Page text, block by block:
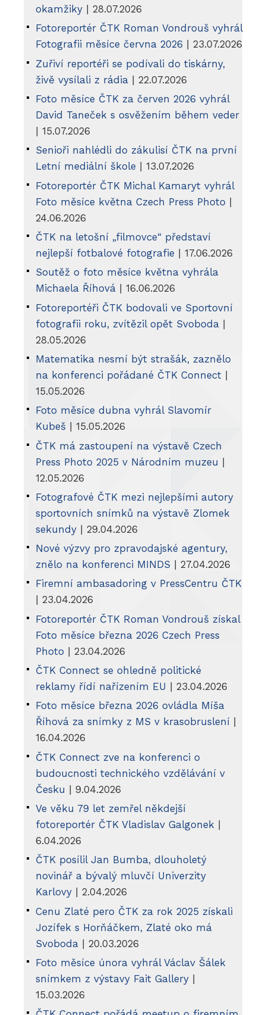
okamžiky | 28.07.2026
Fotoreportér ČTK Roman Vondrouš vyhrál
Fotografii měsíce června 2026 | 23.07.2026
Zuřiví reportéři se podívali do tiskárny,
živě vysílali z rádia | 22.07.2026
Foto měsíce ČTK za červen 2026 vyhrál
David Taneček s osvěžením během veder
| 15.07.2026
Senioři nahlédli do zákulisí ČTK na první
Letní mediální škole | 13.07.2026
Fotoreportér ČTK Michal Kamaryt vyhrál
Foto měsíce května Czech Press Photo |
24.06.2026
ČTK na letošní „filmovce“ představí
nejlepší fotbalové fotografie | 17.06.2026
Soutěž o foto měsíce května vyhrála
Michaela Říhová | 16.06.2026
Fotoreportéři ČTK bodovali ve Sportovní
fotografii roku, zvítězil opět Svoboda |
28.05.2026
Matematika nesmí být strašák, zaznělo
na konferenci pořádané ČTK Connect |
15.05.2026
Foto měsíce dubna vyhrál Slavomír
Kubeš | 15.05.2026
ČTK má zastoupení na výstavě Czech
Press Photo 2025 v Národním muzeu |
12.05.2026
Fotografové ČTK mezi nejlepšími autory
sportovních snímků na výstavě Zlomek
sekundy | 29.04.2026
Nové výzvy pro zpravodajské agentury,
znělo na konferenci MINDS | 27.04.2026
Firemní ambasadoring v PressCentru ČTK
| 23.04.2026
Fotoreportér ČTK Roman Vondrouš získal
Foto měsíce března 2026 Czech Press
Photo | 23.04.2026
ČTK Connect se ohledně politické
reklamy řídí nařízením EU | 23.04.2026
Foto měsíce března 2026 ovládla Míša
Říhová za snímky z MS v krasobruslení
16.04.2026
ČTK Connect zve na konferenci o
budoucnosti technického vzdělávání v
Česku | 9.04.2026
Ve věku 79 let zemřel někdejší
fotoreportér ČTK Vladislav Galgonek
6.04.2026
ČTK posílil Jan Bumba, dlouholetý
novinář a bývalý mluvčí Univerzity
Karlovy | 2.04.2026
Cenu Zlaté pero ČTK za rok 2025 získali
Jozífek s Horňáčkem, Zlaté oko má
Svoboda | 20.03.2026
Foto měsíce února vyhrál Václav Šálek
snímkem z výstavy Fait Gallery |
15.03.2026